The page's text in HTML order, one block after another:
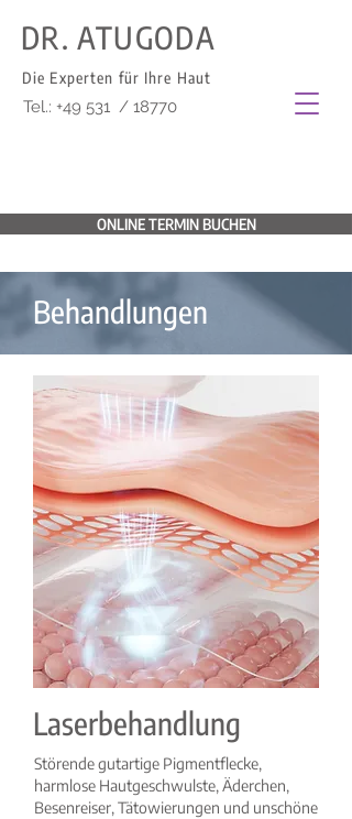
DR. ATUGODA
Die Experten für Ihre Haut
ONLINE TERMIN BUCHEN
Tel.: +49 531 / 18770
Behandlungen
Laserbehandlung
Störende gutartige Pigmentflecke,
harmlose Hautgeschwulste, Äderchen,
Besenreiser, Tätowierungen und unschöne